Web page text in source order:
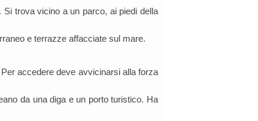
trova vicino a un parco, ai piedi della
e terrazze affacciate sul mare.
accedere deve avvicinarsi alla forza
da una diga e un porto turistico. Ha